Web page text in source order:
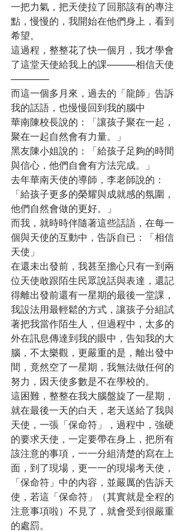
一把力氣，把天使拉了回那該有的專注
點，慢慢的，我開始在他們身上，看到
希望。
這過程，整整花了快一個月，我才學會
了這堂天使給我上的課———相信天使
————
而這一個多月來，過去的「龍師」告訴
我的話語，也慢慢回到我的腦中
華南陳校長說的：「讓孩子聚在一起，
聚在一起自然會有力量。」
黑友陳小姐說的：「給孩子足夠的時間
與信心，他們自會有方法完成。」
去年華南天使的導師，李老師說的：
「給孩子更多的榮耀與成就感的氛圍，
他們自然會做的更好。」
而我，就時時伴隨著這些話語，在每一
個與天使的互動中，告訴自已：「相信
天使」
在還未出發前，我甚至擔心只有一到兩
位天使敢跟陌生民眾說話與表達，還記
得離出發前還有一星期的最後一堂課，
我設法用最輕鬆的方式，讓孩子分組試
著把我當作陌生人，但過程中，太多的
外在訊息傳達到我的眼中，告知我的大
腦，不太樂觀，更嚴重的是，離出發中
間，竟然空了一星期，我無法做任何的
努力，因天使多數是不在學校的。
這困難，整整在我大腦盤旋了一星期，
就在最後一天的白天，老天送給了我與
天使，一張「保命符」，過程中，強硬
的要求天使，一定要帶在身上，把所有
該注意的事項，一一分組清楚的寫在上
面，到了現場，更一一的現場考天使，
「保命符」中的內容，並嚴厲的告訴天
使，若這「保命符」（其實就是全程的
注意事項啦）不見了，就會受到很嚴重
的處罰。